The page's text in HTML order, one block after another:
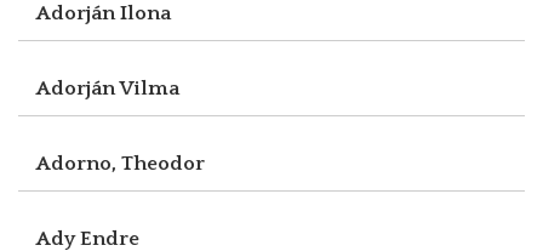
Adorján Ilona
Adorján Vilma
Adorno, Theodor
Ady Endre